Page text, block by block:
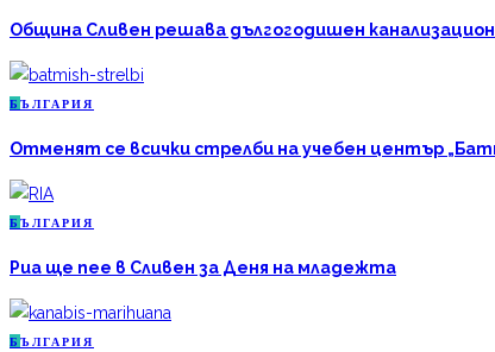
Община Сливен решава дългогодишен
Б ЪЛГАРИЯ
Отменят се всички стрелби на учебен център
Б ЪЛГАРИЯ
Риа ще пее в Сливен за Деня на младежта
Б ЪЛГАРИЯ